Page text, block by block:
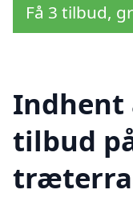
Få 3 tilbud,
Indhent
tilbud